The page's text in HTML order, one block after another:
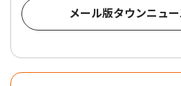
メール版タウンニュ